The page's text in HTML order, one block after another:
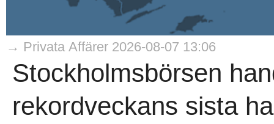
→ Privata Affärer 2026-08-07 13:06
Stockholmsbörsen
rekordveckans sista